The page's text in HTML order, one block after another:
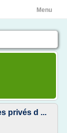
Menu
privés d ...